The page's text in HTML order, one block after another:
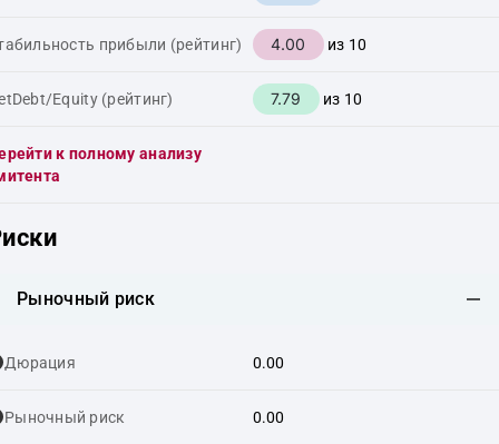
прибыли (рейтинг) 4.00 из 10
Equity (рейтинг) 7.79 из 10
к полному анализу
Рыночный риск
Дюрация 0.00
Рыночный риск 0.00